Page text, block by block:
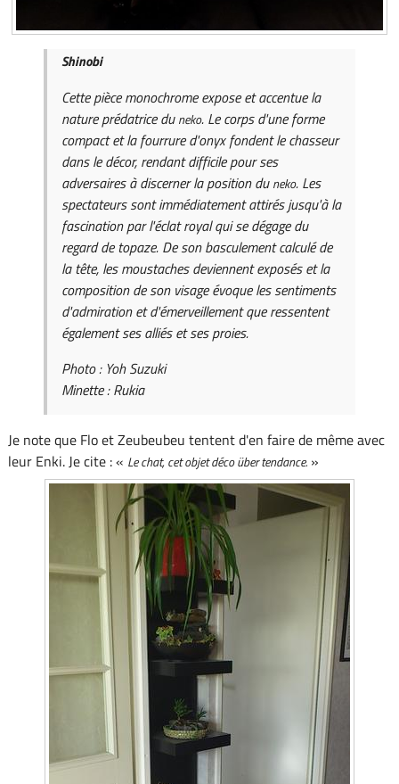
Shinobi
Cette pièce monochrome expose et accentue la
nature prédatrice duneko. Le corps d'une forme
compact et la fourrure d'onyx fondent le chasseur
dans le décor, rendant difficile pour ses
adversaires à discerner la position duneko. Les
spectateurs sont immédiatement attirés jusqu'à la
fascination par l'éclat royal qui se dégage du
regard de topaze. De son basculement calculé de
la tête, les moustaches deviennent exposés et la
composition de son visage évoque les sentiments
d'admiration et d'émerveillement que ressentent
également ses alliés et ses proies.
Photo : Yoh Suzuki
Minette : Rukia
Je note que Flo et Zeubeubeu tentent d'en faire de même avec
leur Enki. Je cite : « Le chat, cet objet déco über tendance.»